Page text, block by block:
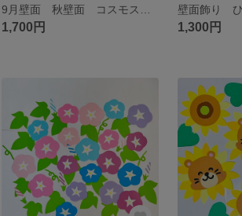
1,700円 1,300円